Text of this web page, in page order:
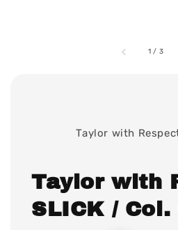
1 / 3
              Taylor with Respect
Taylor with
SLICK / Col.